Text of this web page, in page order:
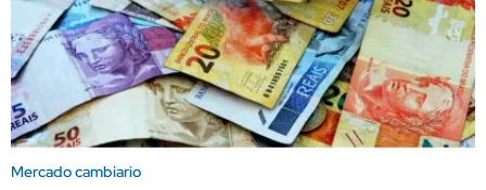
Mercado cambiario